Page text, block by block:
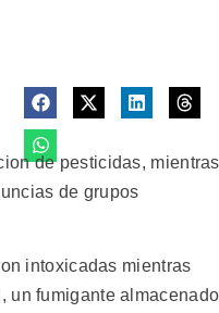
de pesticidas, mientras
de grupos
intoxicadas mientras
un fumigante almacenado